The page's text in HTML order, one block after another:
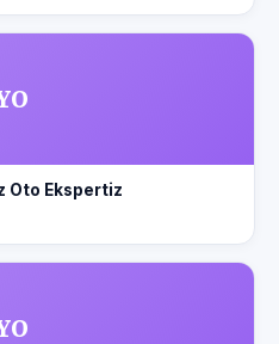
Oto Ekspertiz